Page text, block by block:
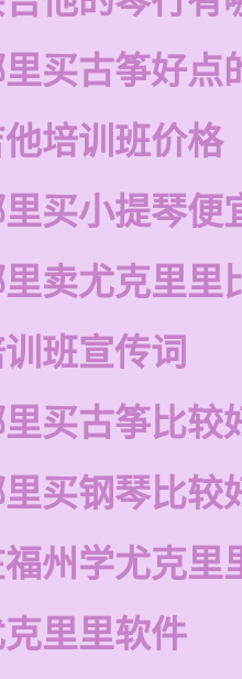
买古筝好点
培训班价格
买小提琴便
卖尤克里里
班宣传词
买古筝比较
买钢琴比较
州学尤克里
克里里软件